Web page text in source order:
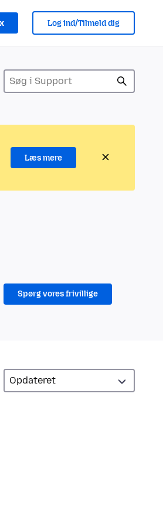
Log ind/Tilmeld dig
Læs mere
Spørg vores frivillige